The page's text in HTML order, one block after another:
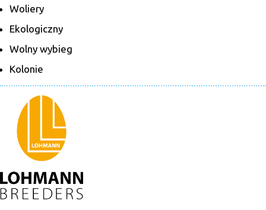
Woliery
Ekologiczny
Wolny wybieg
Kolonie